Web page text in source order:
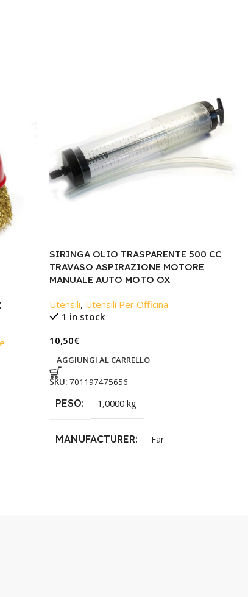
SIRINGA OLIO TRASPARENTE 500 CC
TRAVASO ASPIRAZIONE MOTORE
MANUALE AUTO MOTO OX
Utensili, Utensili Per Officina
1 in stock
10,50€
AGGIUNGI AL CARRELLO
SKU: 701197475656
PESO 1,0000 kg
MANUFACTURER Far